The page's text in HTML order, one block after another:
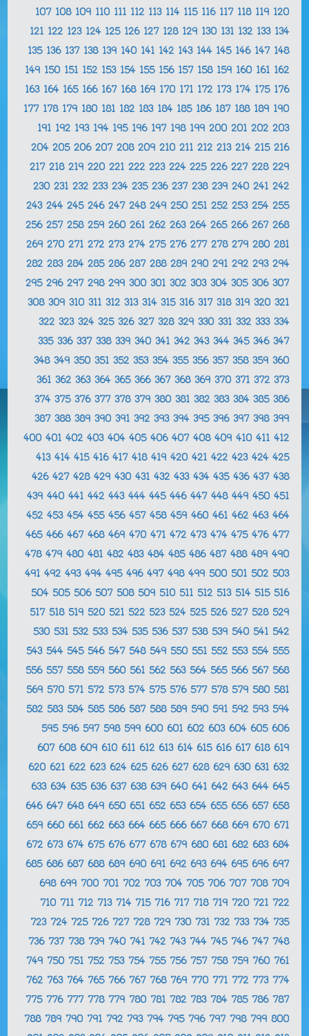
107 108 109 110 111 112 113 114 115 116 117 118 119 120
121 122 123 124 125 126 127 128 129 130 131 132 133 134
135 136 137 138 139 140 141 142 143 144 145 146 147 148
149 150 151 152 153 154 155 156 157 158 159 160 161 162
163 164 165 166 167 168 169 170 171 172 173 174 175 176
177 178 179 180 181 182 183 184 185 186 187 188 189 190
191 192 193 194 195 196 197 198 199 200 201 202 203
204 205 206 207 208 209 210 211 212 213 214 215 216
217 218 219 220 221 222 223 224 225 226 227 228 229
230 231 232 233 234 235 236 237 238 239 240 241 242
243 244 245 246 247 248 249 250 251 252 253 254 255
256 257 258 259 260 261 262 263 264 265 266 267 268
269 270 271 272 273 274 275 276 277 278 279 280 281
282 283 284 285 286 287 288 289 290 291 292 293 294
295 296 297 298 299 300 301 302 303 304 305 306 307
308 309 310 311 312 313 314 315 316 317 318 319 320 321
322 323 324 325 326 327 328 329 330 331 332 333 334
335 336 337 338 339 340 341 342 343 344 345 346 347
348 349 350 351 352 353 354 355 356 357 358 359 360
361 362 363 364 365 366 367 368 369 370 371 372 373
374 375 376 377 378 379 380 381 382 383 384 385 386
387 388 389 390 391 392 393 394 395 396 397 398 399
400 401 402 403 404 405 406 407 408 409 410 411 412
413 414 415 416 417 418 419 420 421 422 423 424 425
426 427 428 429 430 431 432 433 434 435 436 437 438
439 440 441 442 443 444 445 446 447 448 449 450 451
452 453 454 455 456 457 458 459 460 461 462 463 464
465 466 467 468 469 470 471 472 473 474 475 476 477
478 479 480 481 482 483 484 485 486 487 488 489 490
491 492 493 494 495 496 497 498 499 500 501 502 503
504 505 506 507 508 509 510 511 512 513 514 515 516
517 518 519 520 521 522 523 524 525 526 527 528 529
530 531 532 533 534 535 536 537 538 539 540 541 542
543 544 545 546 547 548 549 550 551 552 553 554 555
556 557 558 559 560 561 562 563 564 565 566 567 568
569 570 571 572 573 574 575 576 577 578 579 580 581
582 583 584 585 586 587 588 589 590 591 592 593 594
595 596 597 598 599 600 601 602 603 604 605 606
607 608 609 610 611 612 613 614 615 616 617 618 619
620 621 622 623 624 625 626 627 628 629 630 631 632
633 634 635 636 637 638 639 640 641 642 643 644 645
646 647 648 649 650 651 652 653 654 655 656 657 658
659 660 661 662 663 664 665 666 667 668 669 670 671
672 673 674 675 676 677 678 679 680 681 682 683 684
685 686 687 688 689 690 691 692 693 694 695 696 697
698 699 700 701 702 703 704 705 706 707 708 709
710 711 712 713 714 715 716 717 718 719 720 721 722
723 724 725 726 727 728 729 730 731 732 733 734 735
736 737 738 739 740 741 742 743 744 745 746 747 748
749 750 751 752 753 754 755 756 757 758 759 760 761
762 763 764 765 766 767 768 769 770 771 772 773 774
775 776 777 778 779 780 781 782 783 784 785 786 787
788 789 790 791 792 793 794 795 796 797 798 799 800